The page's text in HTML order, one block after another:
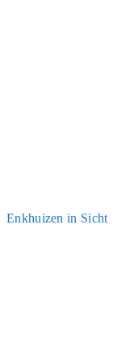
Enkhui­zen in Sicht